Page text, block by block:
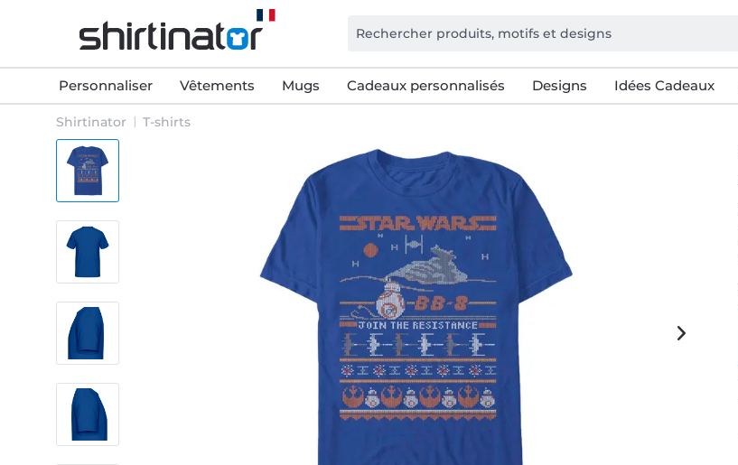
Personnaliser Vêtements Mugs Cadeaux personnalisés Designs Idées Cadeaux
Shirtinator T-shirts